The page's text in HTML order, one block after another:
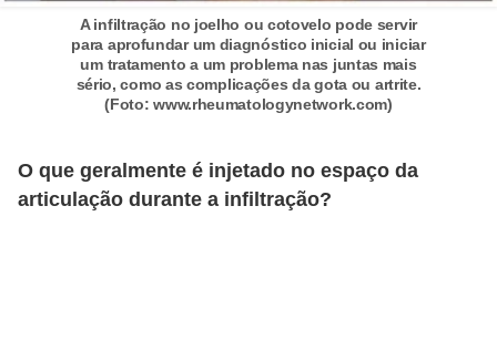
A infiltração no joelho ou cotovelo pode servir
para aprofundar um diagnóstico inicial ou iniciar
um tratamento a um problema nas juntas mais
sério, como as complicações da gota ou artrite.
(Foto: www.rheumatologynetwork.com)
O que geralmente é injetado no espaço da
articulação durante a infiltração?